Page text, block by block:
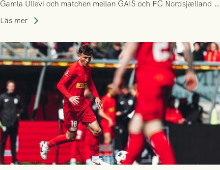
Gamla Ullevi och matchen mellan GAIS och FC Nordsjælland i
kvalet till Conference League! Avspark kl 19.00 på torsdag
Läs mer